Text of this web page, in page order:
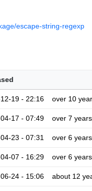
escape-string-regexp
19 - 22:16 over 10
17 - 07:49 over 7 years
23 - 07:31 over 6 years
07 - 16:29 over 6 years
24 - 15:06 about 12